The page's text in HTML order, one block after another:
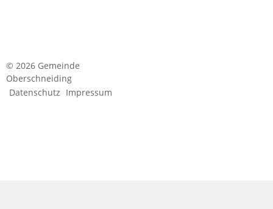
© 2026 Gemeinde
Oberschneiding
Datenschutz Impressum